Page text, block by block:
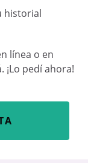
historial
línea o en
pedí ahora!